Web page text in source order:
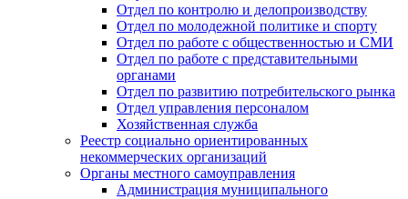
Отдел по контролю и делопроизводству
Отдел по молодежной политике и спорту
Отдел по работе с общественностью и СМИ
Отдел по работе с представительными
органами
Отдел по развитию потребительского рынка
Отдел управления персоналом
Хозяйственная служба
Реестр социально ориентированных
некоммерческих организаций
Органы местного самоуправления
Администрация муниципального